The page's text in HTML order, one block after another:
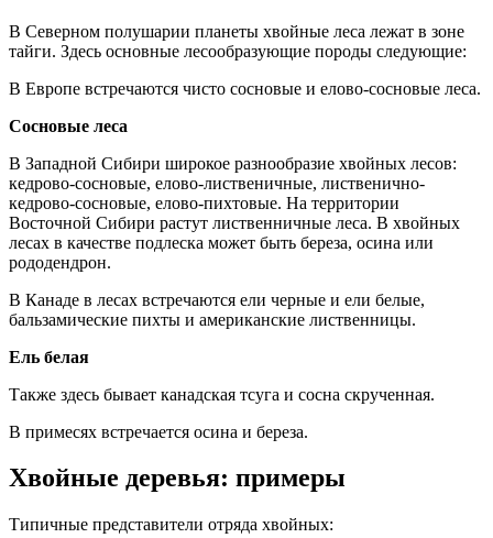
В Северном полушарии планеты хвойные леса лежат в зоне
тайги. Здесь основные лесообразующие породы следующие:
В Европе встречаются чисто сосновые и елово-сосновые леса.
Сосновые леса
В Западной Сибири широкое разнообразие хвойных лесов:
кедрово-сосновые, елово-лиственичные, лиственично-
кедрово-сосновые, елово-пихтовые. На территории
Восточной Сибири растут лиственничные леса. В хвойных
лесах в качестве подлеска может быть береза, осина или
рододендрон.
В Канаде в лесах встречаются ели черные и ели белые,
бальзамические пихты и американские лиственницы.
Ель белая
Также здесь бывает канадская тсуга и сосна скрученная.
В примесях встречается осина и береза.
Хвойные деревья: примеры
Типичные представители отряда хвойных: